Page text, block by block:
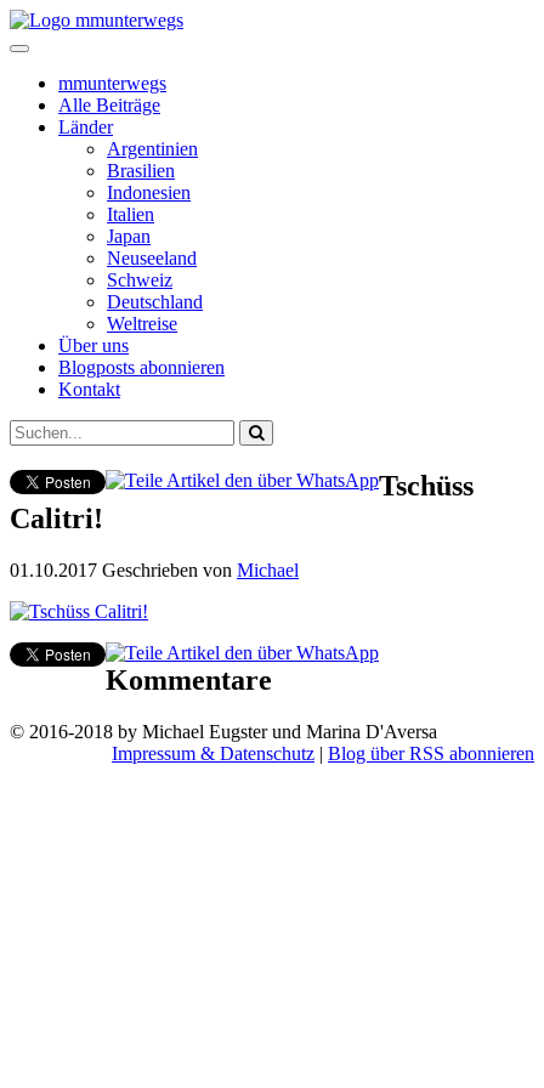
mmunterwegs
Alle Beiträge
Länder
Argentinien
Brasilien
Indonesien
Italien
Japan
Neuseeland
Schweiz
Deutschland
Weltreise
Über uns
Blogposts abonnieren
Kontakt
Tschüss
Calitri!
01.10.2017 Geschrieben von Michael
Kommentare
© 2016-2018 by Michael Eugster und Marina D'Aversa
Impressum & Datenschutz | Blog über RSS abonnieren